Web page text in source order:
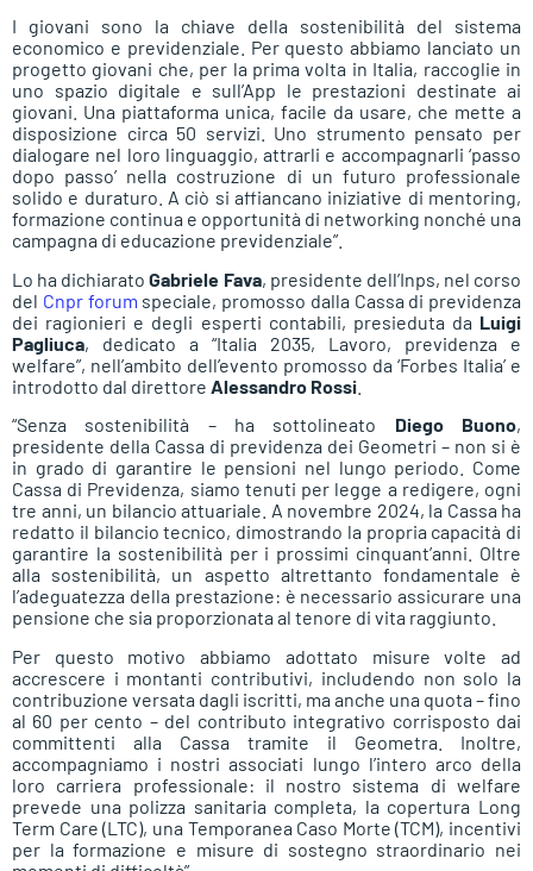
I giovani sono la chiave della sostenibilità del sistema
economico e previdenziale. Per questo abbiamo lanciato un
progetto giovani che, per la prima volta in Italia, raccoglie in
uno spazio digitale e sull’App le prestazioni destinate ai
giovani. Una piattaforma unica, facile da usare, che mette a
disposizione circa 50 servizi. Uno strumento pensato per
dialogare nel loro linguaggio, attrarli e accompagnarli ‘passo
dopo passo’ nella costruzione di un futuro professionale
solido e duraturo. A ciò si affiancano iniziative di mentoring,
formazione continua e opportunità di networking nonché una
campagna di educazione previdenziale”.
Lo ha dichiaratoGabriele Fava, presidente dell’Inps, nel corso
del Cnpr forum speciale, promosso dalla Cassa di previdenza
dei ragionieri e degli esperti contabili, presieduta da Luigi
Pagliuca, dedicato a “Italia 2035, Lavoro, previdenza e
welfare”, nell’ambito dell’evento promosso da ‘Forbes Italia’ e
introdotto dal direttore Alessandro Rossi
“Senza sostenibilità – ha sottolineato Diego Buono,
presidente della Cassa di previdenza dei Geometri – non si è
in grado di garantire le pensioni nel lungo periodo. Come
Cassa di Previdenza, siamo tenuti per legge a redigere, ogni
tre anni, un bilancio attuariale. A novembre 2024, la Cassa ha
redatto il bilancio tecnico, dimostrando la propria capacità di
garantire la sostenibilità per i prossimi cinquant’anni. Oltre
alla sostenibilità, un aspetto altrettanto fondamentale è
l’adeguatezza della prestazione: è necessario assicurare una
pensione che sia proporzionata al tenore di vita raggiunto.
Per questo motivo abbiamo adottato misure volte ad
accrescere i montanti contributivi, includendo non solo la
contribuzione versata dagli iscritti, ma anche una quota – fino
al 60 per cento – del contributo integrativo corrisposto dai
committenti alla Cassa tramite il Geometra. Inoltre,
accompagniamo i nostri associati lungo l’intero arco della
loro carriera professionale: il nostro sistema di welfare
prevede una polizza sanitaria completa, la copertura Long
Term Care (LTC), una Temporanea Caso Morte (TCM), incentivi
per la formazione e misure di sostegno straordinario nei